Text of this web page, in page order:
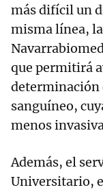
más difícil un
misma línea,
que permitirá
determinación
sanguíneo,
menos
Además, el
Universitario,